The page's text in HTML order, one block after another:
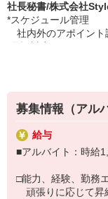
*コミュニケーション
*事務処理能力 など
キャリアに必要なス
視点や考え方を学べ
お仕事です！
ご興味を持っていた
社長秘書/株式会社
*スケジュール管理
社内外のアポイント
コミュニケーション
AIやプログラミング
出張時などは、オン
募集情報（アル
給与
■アルバイト：時給
□能力、経験、勤務
頑張りに応じて昇